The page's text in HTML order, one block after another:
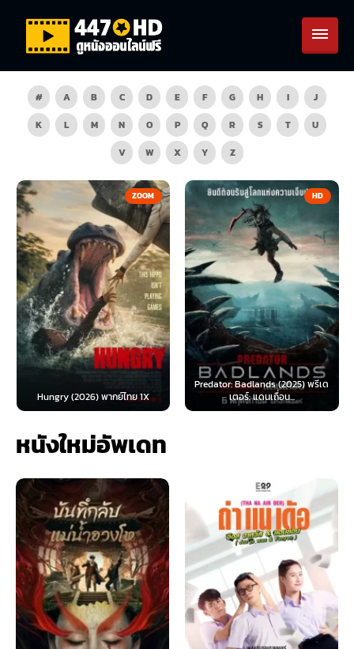
# A B C D E F G H I
J
K
L M N O P Q R S T
U
V
W X Y Z
ZOOM
Hungry (2026) พากย์ไทย 1X
HD
Predator: Badlands (2025) พรีเด
เตอร์: แดนเถื่อน...
หนังใหม่อัพเดท